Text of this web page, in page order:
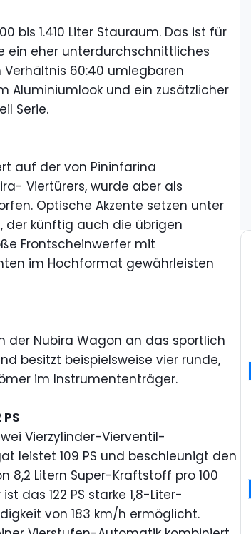
bis 1.410 Liter Stauraum. Das ist für
ein eher unterdurchschnittliches
60:40 umlegbaren
Aluminiumlook und ein zusätzlicher
Serie.
auf der von Pininfarina
Viertürers, wurde aber als
Optische Akzente setzen unter
der künftig auch die übrigen
Frontscheinwerfer mit
im Hochformat gewährleisten
der Nubira Wagon an das sportlich
besitzt beispielsweise vier runde,
im Instrumententräger.
Vierzylinder-Vierventil-
leistet 109 PS und beschleunigt den
8,2 Litern Super-Kraftstoff pro 100
das 122 PS starke 1,8-Liter-
von 183 km/h ermöglicht.